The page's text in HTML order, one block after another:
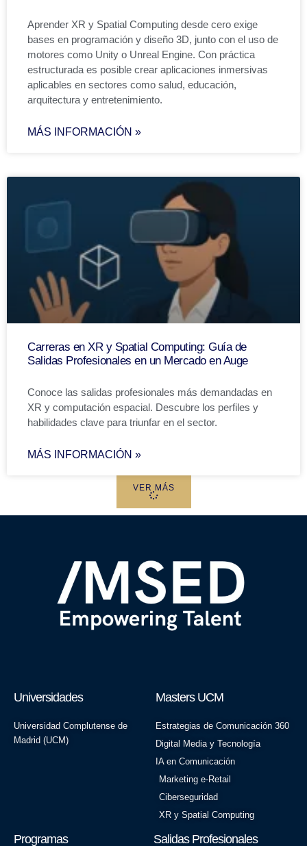
Aprender XR y Spatial Computing desde cero exige
bases en programación y diseño 3D, junto con el uso de
motores como Unity o Unreal Engine. Con práctica
estructurada es posible crear aplicaciones inmersivas
aplicables en sectores como salud, educación,
arquitectura y entretenimiento.
MÁS INFORMACIÓN »
Carreras en XR y Spatial Computing: Guía de
Salidas Profesionales en un Mercado en Auge
Conoce las salidas profesionales más demandadas en
XR y computación espacial. Descubre los perfiles y
habilidades clave para triunfar en el sector.
MÁS INFORMACIÓN »
VER MÁS
Universidades
Universidad Complutense de
Madrid (UCM)
Masters UCM
Estrategias de Comunicación 360
Digital Media y Tecnología
IA en Comunicación
Marketing e-Retail
Ciberseguridad
XR y Spatial Computing
Programas Salidas Profesionales